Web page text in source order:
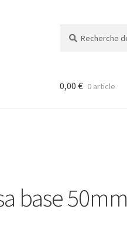
pour :
0,00 € 0 article
base 50mm